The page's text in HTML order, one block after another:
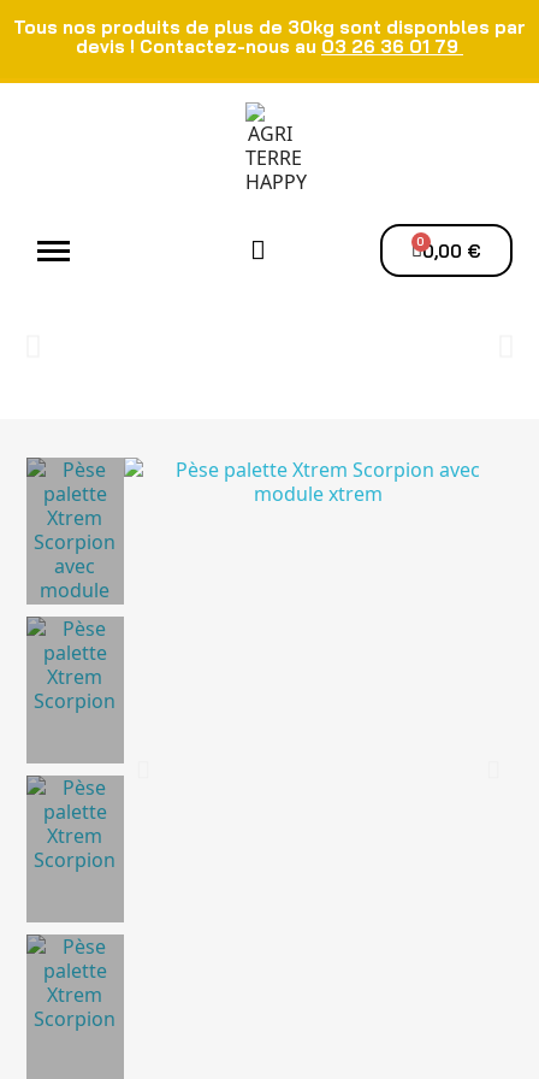
Tous nos produits de plus de 30kg sont disponbles par
devis ! Contactez-nous au 03 26 36 01 79
0,00 €